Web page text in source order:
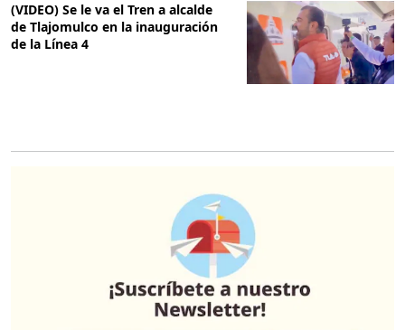
(VIDEO) Se le va el Tren a alcalde
de Tlajomulco en la inauguración
de la Línea 4